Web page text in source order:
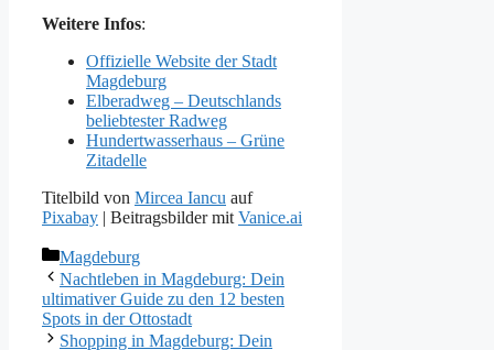
Weitere Infos:
Offizielle Website der Stadt
Magdeburg
Elberadweg – Deutschlands
beliebtester Radweg
Hundertwasserhaus – Grüne
Zitadelle
Titelbild von Mircea Iancu auf
Pixabay | Beitragsbilder mit Vanice.ai
Kategorien
Magdeburg
Nachtleben in Magdeburg: Dein
ultimativer Guide zu den 12 besten
Spots in der Ottostadt
Shopping in Magdeburg: Dein